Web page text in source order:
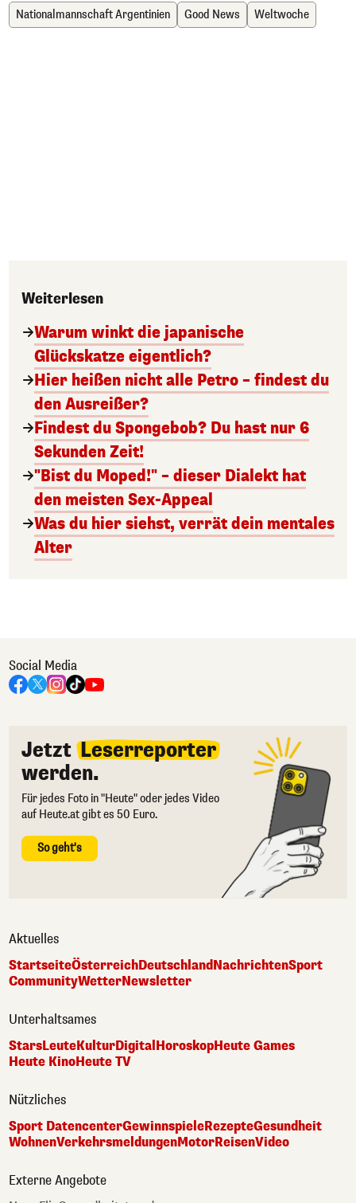
Nationalmannschaft Argentinien Good News Weltwoche
Weiterlesen
Warum winkt die japanische
Glückskatze eigentlich?
Hier heißen nicht alle Petro – findest du
den Ausreißer?
Findest du Spongebob? Du hast nur 6
Sekunden Zeit!
"Bist du Moped!" – dieser Dialekt hat
den meisten Sex-Appeal
Was du hier siehst, verrät dein mentales
Alter
Social Media
Jetzt Leserreporter
werden.
Für jedes Foto in "Heute" oder jedes Video
auf Heute.at gibt es 50 Euro.
So geht's
Aktuelles
StartseiteÖsterreichDeutschlandNachrichtenSport
CommunityWetterNewsletter
Unterhaltsames
StarsLeuteKulturDigital HoroskopHeute Games
Heute KinoHeute TV
Nützliches
Sport DatencenterGewinnspieleRezepteGesundheit
WohnenVerkehrsmeldungenMotorReisenVideo
Externe Angebote